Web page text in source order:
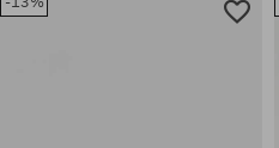
Dostupné veľkosti: